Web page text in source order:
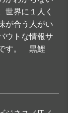
世界に１人く
が合う人がい
ウトな情報サ
す。 黒鯉